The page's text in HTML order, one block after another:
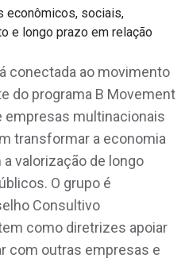
econômicos, sociais,
e longo prazo em relação
conectada ao movimento
do programa B Movement
empresas multinacionais
transformar a economia
valorização de longo
O grupo é
Consultivo
como diretrizes apoiar
com outras empresas e